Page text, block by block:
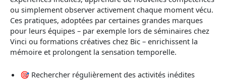
ou simplement observer activement chaque moment vécu.
Ces pratiques, adoptées par certaines grandes marques
pour leurs équipes – par exemple lors de séminaires chez
Vinci ou formations créatives chez Bic – enrichissent la
mémoire et prolongent la sensation temporelle.
🎯 Rechercher régulièrement des activités inédites